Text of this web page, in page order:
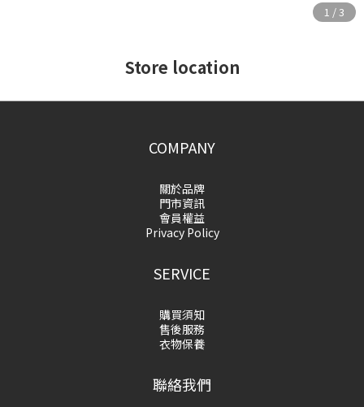
Store location
COMPANY
關於品牌
門市資訊
會員權益
Privacy Policy
SERVICE
購買須知
售後服務
衣物保養
聯絡我們